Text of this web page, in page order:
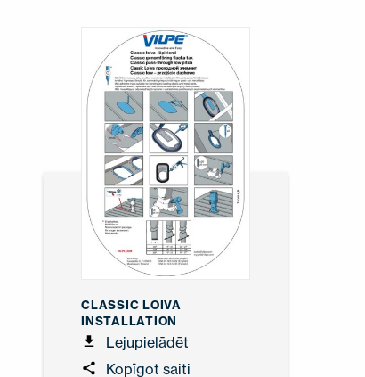
CLASSIC LOIVA
INSTALLATION
Lejupielādēt
Kopīgot saiti